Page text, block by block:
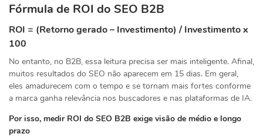
Fórmula de ROI do SEO B2B
ROI = (Retorno gerado – Investimento) / Investimento x
100
No entanto, no B2B, essa leitura precisa ser mais inteligente. Afinal,
muitos resultados do SEO não aparecem em 15 dias. Em geral,
eles amadurecem com o tempo e se tornam mais fortes conforme
a marca ganha relevância nos buscadores e nas plataformas de IA.
Por isso, medir ROI do SEO B2B exige visão de médio e longo
prazo